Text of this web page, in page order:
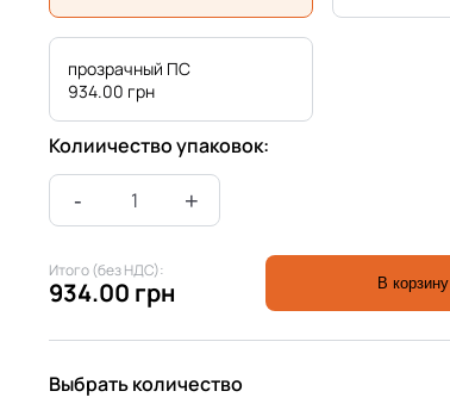
прозрачный ПС
934.00 грн
Колиичество упаковок:
Итого (без НДС):
934.00 грн В корзину
Выбрать количество